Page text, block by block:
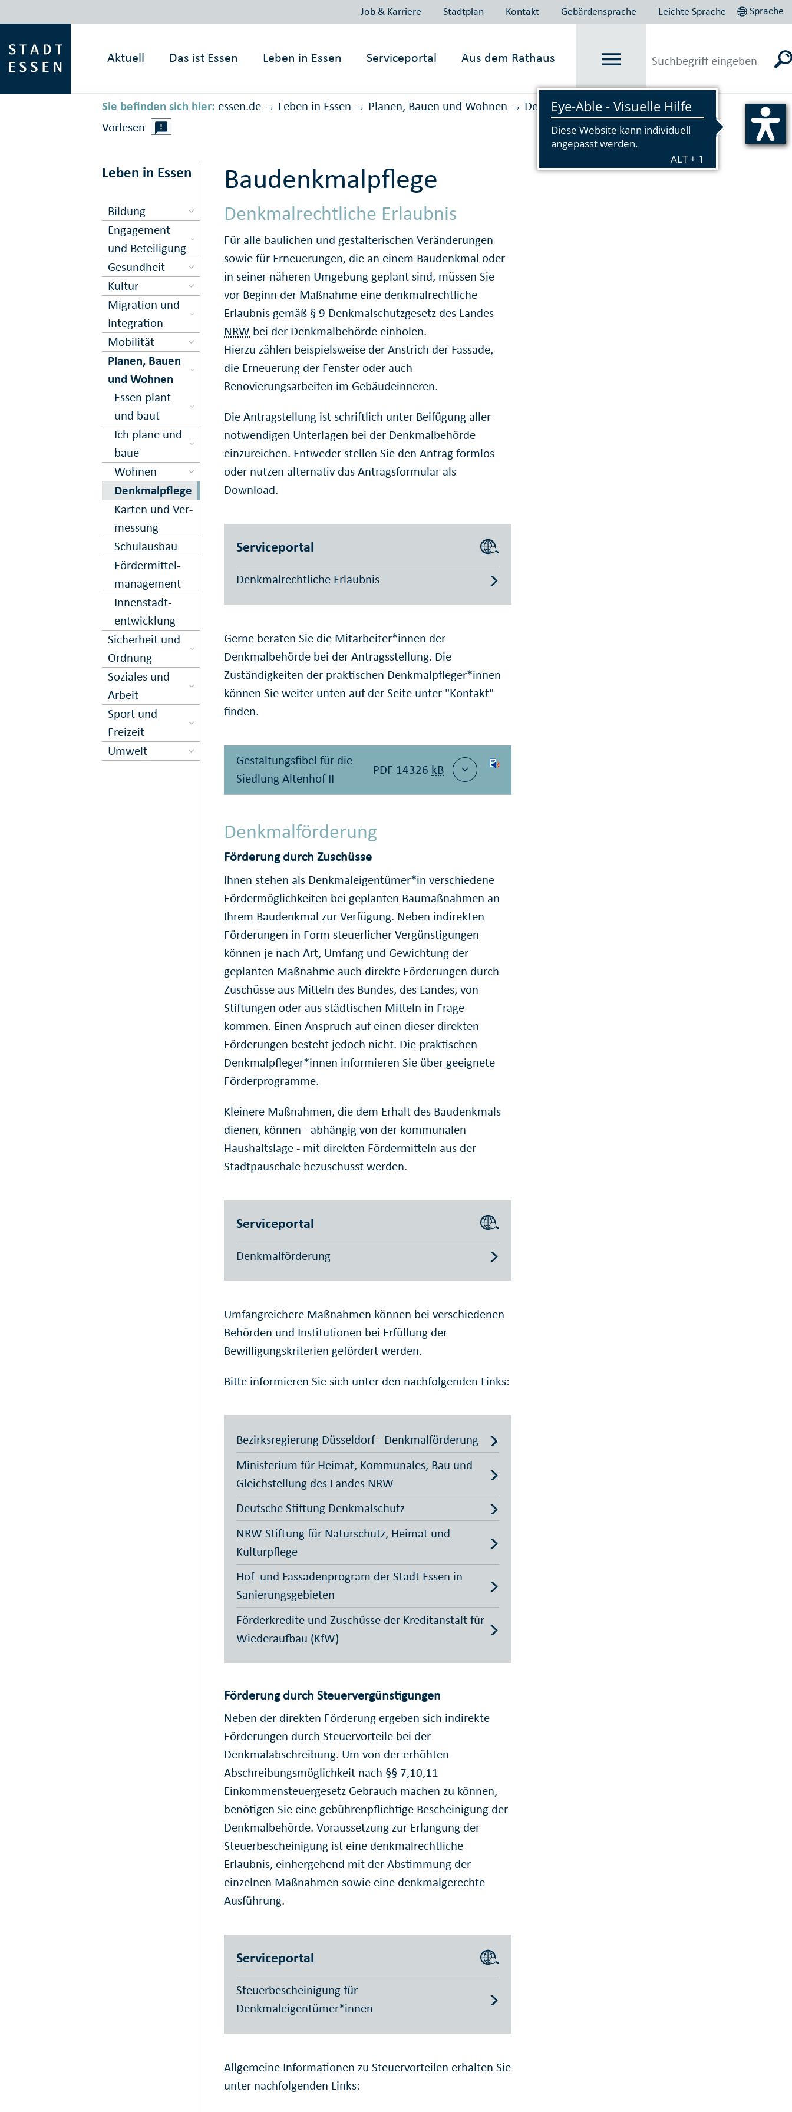
Job & Karriere Stadtplan Kontakt Gebärdensprache Leichte Sprache Sprache
Aktuell Das ist Essen Leben in Essen Serviceportal Aus dem Rathaus
Sie befinden sich hier: essen.de → Leben in Essen → Planen, Bauen und Wohnen → Denkmal­pflege
Vorlesen
Leben in Essen
Bildung
Engagement
und Beteiligung
Gesundheit
Kultur
Migration und
Inte­gration
Mobilität
Planen, Bauen
und Wohnen
Essen plant
und baut
Ich plane und
baue
Wohnen
Denkmal­pflege
Karten und Ver­
messung
Schulausbau
Förder­mittel­
management
Innen­stadt­
entwick­lung
Sicher­heit und
Ord­nung
Soziales und
Arbeit
Sport und
Freizeit
Umwelt
Baudenkmalpflege
Denkmalrechtliche Erlaubnis
Für alle baulichen und gestalterischen Veränderungen
sowie für Erneuerungen, die an einem Baudenkmal oder
in seiner näheren Umgebung geplant sind, müssen Sie
vor Beginn der Maßnahme eine denkmalrechtliche
Erlaubnis gemäß § 9 Denkmalschutzgesetz des Landes
NRW bei der Denkmalbehörde einholen.
Hierzu zählen beispielsweise der Anstrich der Fassade,
die Erneuerung der Fenster oder auch
Renovierungsarbeiten im Gebäudeinneren.
Die Antragstellung ist schriftlich unter Beifügung aller
notwendigen Unterlagen bei der Denkmalbehörde
einzureichen. Entweder stellen Sie den Antrag formlos
oder nutzen alternativ das Antragsformular als
Download.
Serviceportal
Denkmalrechtliche Erlaubnis
Gerne beraten Sie die Mitarbeiter*innen der
Denkmalbehörde bei der Antragsstellung. Die
Zuständigkeiten der praktischen Denkmalpfleger*innen
können Sie weiter unten auf der Seite unter "Kontakt"
finden.
Gestaltungsfibel für die
Siedlung Altenhof II
PDF 14326 kB
Denkmalförderung
Förderung durch Zuschüsse
Ihnen stehen als Denkmaleigentümer*in verschiedene
Fördermöglichkeiten bei geplanten Baumaßnahmen an
Ihrem Baudenkmal zur Verfügung. Neben indirekten
Förderungen in Form steuerlicher Vergünstigungen
können je nach Art, Umfang und Gewichtung der
geplanten Maßnahme auch direkte Förderungen durch
Zuschüsse aus Mitteln des Bundes, des Landes, von
Stiftungen oder aus städtischen Mitteln in Frage
kommen. Einen Anspruch auf einen dieser direkten
Förderungen besteht jedoch nicht. Die praktischen
Denkmalpfleger*innen informieren Sie über geeignete
Förderprogramme.
Kleinere Maßnahmen, die dem Erhalt des Baudenkmals
dienen, können - abhängig von der kommunalen
Haushaltslage - mit direkten Fördermitteln aus der
Stadtpauschale bezuschusst werden.
Serviceportal
Denkmalförderung
Umfangreichere Maßnahmen können bei verschiedenen
Behörden und Institutionen bei Erfüllung der
Bewilligungskriterien gefördert werden.
Bitte informieren Sie sich unter den nachfolgenden Links:
Bezirksregierung Düsseldorf - Denkmalförderung
Ministerium für Heimat, Kommunales, Bau und
Gleichstellung des Landes NRW
Deutsche Stiftung Denkmalschutz
NRW-Stiftung für Naturschutz, Heimat und
Kulturpflege
Hof- und Fassadenprogram der Stadt Essen in
Sanierungsgebieten
Förderkredite und Zuschüsse der Kreditanstalt für
Wiederaufbau (KfW)
Förderung durch Steuervergünstigungen
Neben der direkten Förderung ergeben sich indirekte
Förderungen durch Steuervorteile bei der
Denkmalabschreibung. Um von der erhöhten
Abschreibungsmöglichkeit nach §§ 7,10,11
Einkommensteuergesetz Gebrauch machen zu können,
benötigen Sie eine gebührenpflichtige Bescheinigung der
Denkmalbehörde. Voraussetzung zur Erlangung der
Steuerbescheinigung ist eine denkmalrechtliche
Erlaubnis, einhergehend mit der Abstimmung der
einzelnen Maßnahmen sowie eine denkmalgerechte
Ausführung.
Serviceportal
Steuerbescheinigung für
Denkmaleigentümer*innen
Allgemeine Informationen zu Steuervorteilen erhalten Sie
unter nachfolgenden Links: